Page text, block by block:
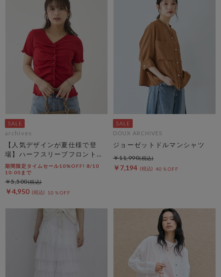
archives
【人気デザインが夏仕様で登
場】ハーフスリーブフロントタ
ックカットＴＯＰＳ
期間限定タイムセール10%OFF! 8/10
10:00まで
￥4,950 10％OFF
￥5,500
DOUX ARCHIVES
ジョーゼットドルマンシャツ
￥7,194 40％OFF
￥11,990